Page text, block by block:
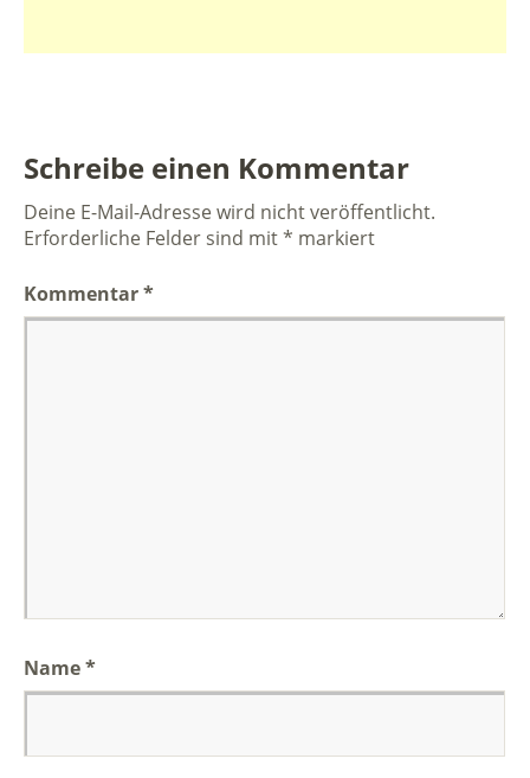
Schreibe einen Kommentar
Deine E-Mail-Adresse wird nicht veröffentlicht.
Erforderliche Felder sind mit* markiert
Kommentar*
Name*